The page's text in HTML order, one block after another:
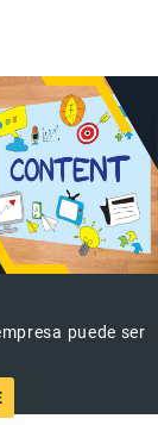
puede ser